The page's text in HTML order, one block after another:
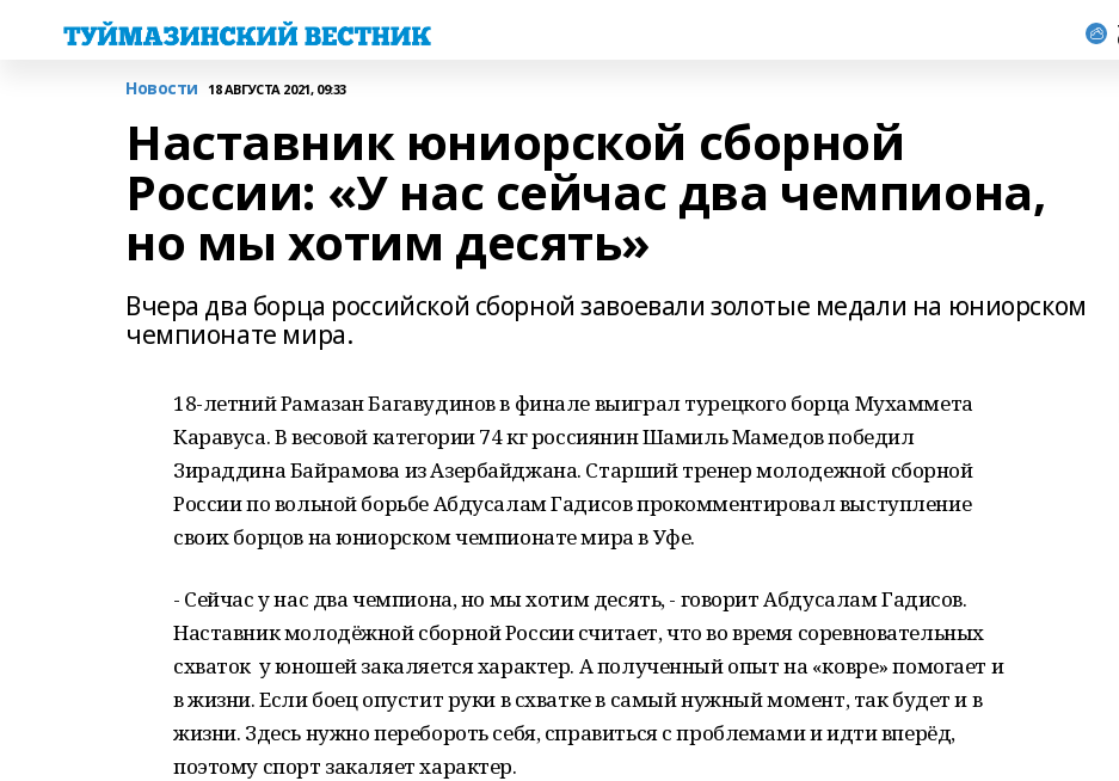
Новости 18 АВГУСТА 2021, 09:33
Наставник юниорской сборной
России: «У нас сейчас два чемпиона,
но мы хотим десять»
Вчера два борца российской сборной завоевали золотые медали на юниорском
чемпионате мира.
18-летний Рамазан Багавудинов в финале выиграл турецкого борца Мухаммета
Каравуса. В весовой категории 74 кг россиянин Шамиль Мамедов победил
Зираддина Байрамова из Азербайджана. Старший тренер молодежной сборной
России по вольной борьбе Абдусалам Гадисов прокомментировал выступление
своих борцов на юниорском чемпионате мира в Уфе.
- Сейчас у нас два чемпиона, но мы хотим десять, - говорит Абдусалам Гадисов.
Наставник молодёжной сборной России считает, что во время соревновательных
схваток у юношей закаляется характер. А полученный опыт на «ковре» помогает и
в жизни. Если боец опустит руки в схватке в самый нужный момент, так будет и в
жизни. Здесь нужно перебороть себя, справиться с проблемами и идти вперёд,
поэтому спорт закаляет характер.